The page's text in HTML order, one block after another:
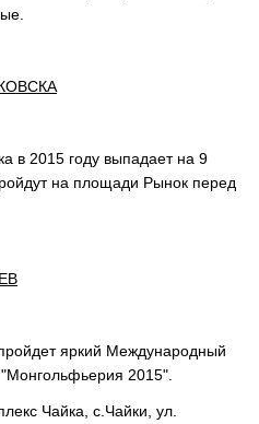
в 2015 году выпадает на 9
на площади Рынок перед
яркий Международный
2015".
Чайка, с.Чайки, ул.